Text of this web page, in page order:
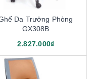
Da Trưởng Phòng
GX308B
2.827.000₫